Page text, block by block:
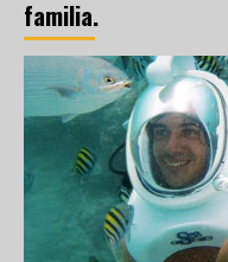
familia.